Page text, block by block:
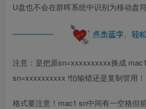
U盘也不会在群晖系统中识别为移动盘符
注意：是把原sn=xxxxxxxxxx换成
sn=xxxxxxxxxx !怕输错还是复制管用！
格式要注意！mac1 sn中间有一空格但